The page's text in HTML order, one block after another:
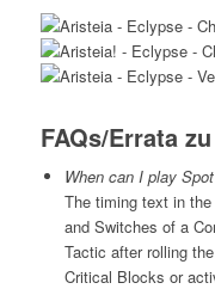
FAQs/Errata
When can I play
The timing text in
and Switches of a
Tactic after rolling
Critical Blocks or